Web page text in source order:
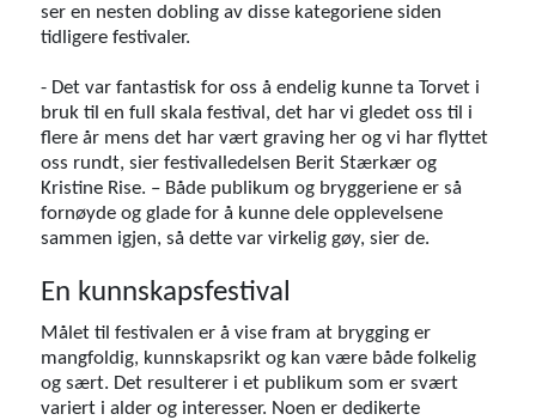
ser en nesten dobling av disse kategoriene siden
tidligere festivaler.
- Det var fantastisk for oss å endelig kunne ta Torvet i
bruk til en full skala festival, det har vi gledet oss til i
flere år mens det har vært graving her og vi har flyttet
oss rundt, sier festivalledelsen Berit Stærkær og
Kristine Rise. – Både publikum og bryggeriene er så
fornøyde og glade for å kunne dele opplevelsene
sammen igjen, så dette var virkelig gøy, sier de.
En kunnskapsfestival
Målet til festivalen er å vise fram at brygging er
mangfoldig, kunnskapsrikt og kan være både folkelig
og sært. Det resulterer i et publikum som er svært
variert i alder og interesser. Noen er dedikerte